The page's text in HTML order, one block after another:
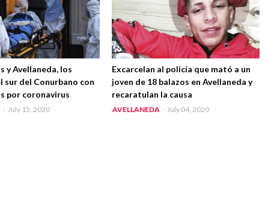
y Avellaneda, los
del Conurbano con
por coronavirus
- July 15, 2020
Excarcelan al policía que mató a un
joven de 18 balazos en Avellaneda y
recaratulan la causa
AVELLANEDA - July 04, 2020